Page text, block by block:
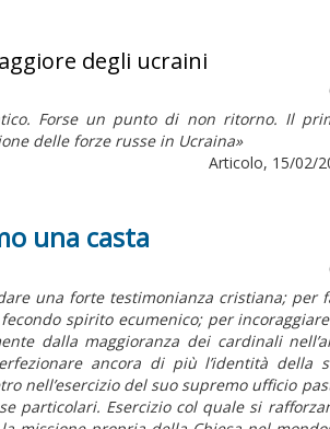
degli ucraini
Forse un punto di non ritorno. Il
delle forze russe in Ucraina»
Articolo, 15/02/
una casta
una forte testimonianza cristiana; per
spirito ecumenico; per
dalla maggioranza dei cardinali
ancora di più l’identità della
nell’esercizio del suo supremo ufficio
particolari. Esercizio col quale si